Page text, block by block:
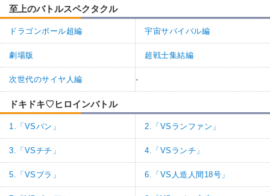
至上のバトルスペクタクル
ドラゴンボール超編 宇宙サバイバル編
劇場版 超戦士集結編
次世代のサイヤ人編 -
ドキドキ♡ヒロインバトル
1.「VSパン」 2.「VSランファン」
3.「VSチチ」 4.「VSランチ」
5.「VSブラ」 6.「VS人造人間18号」